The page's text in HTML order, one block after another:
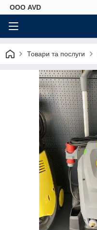
ООО AVD
Товари та послуги